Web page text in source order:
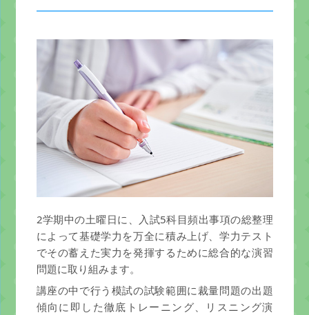
2学期中の土曜日に、入試5科目頻出事項の総整理
によって基礎学力を万全に積み上げ、学力テスト
でその蓄えた実力を発揮するために総合的な演習
問題に取り組みます。
講座の中で行う模試の試験範囲に裁量問題の出題
傾向に即した徹底トレーニング、リスニング演